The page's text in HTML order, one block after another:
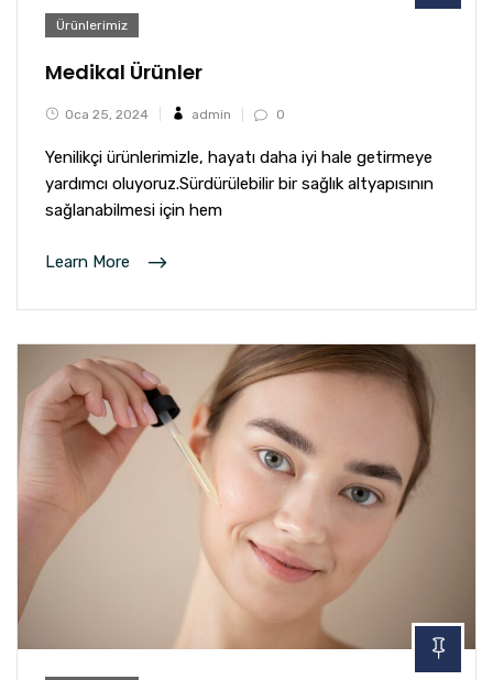
Ürünlerimiz
Medikal Ürünler
Oca 25, 2024 admin 0
Yenilikçi ürünlerimizle, hayatı daha iyi hale getirmeye
yardımcı oluyoruz.Sürdürülebilir bir sağlık altyapısının
sağlanabilmesi için hem
Learn More